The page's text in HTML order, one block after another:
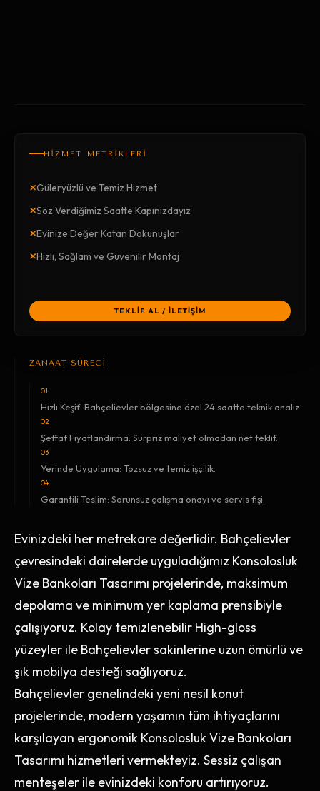
HİZMET METRİKLERİ
×Güleryüzlü ve Temiz Hizmet
×Söz Verdiğimiz Saatte Kapınızdayız
×Evinize Değer Katan Dokunuşlar
×Hızlı, Sağlam ve Güvenilir Montaj
TEKLİF AL / İLETİŞİM
ZANAAT SÜRECİ
01
Hızlı Keşif: Bahçelievler bölgesine özel 24 saatte teknik analiz.
02
Şeffaf Fiyatlandırma: Sürpriz maliyet olmadan net teklif.
03
Yerinde Uygulama: Tozsuz ve temiz işçilik.
04
Garantili Teslim: Sorunsuz çalışma onayı ve servis fişi.
Evinizdeki her metrekare değerlidir. Bahçelievler
çevresindeki dairelerde uyguladığımız Konsolosluk
Vize Bankoları Tasarımı projelerinde, maksimum
depolama ve minimum yer kaplama prensibiyle
çalışıyoruz. Kolay temizlenebilir High-gloss
yüzeyler ile Bahçelievler sakinlerine uzun ömürlü ve
şık mobilya desteği sağlıyoruz.
Bahçelievler genelindeki yeni nesil konut
projelerinde, modern yaşamın tüm ihtiyaçlarını
karşılayan ergonomik Konsolosluk Vize Bankoları
Tasarımı hizmetleri vermekteyiz. Sessiz çalışan
menteşeler ile evinizdeki konforu artırıyoruz.